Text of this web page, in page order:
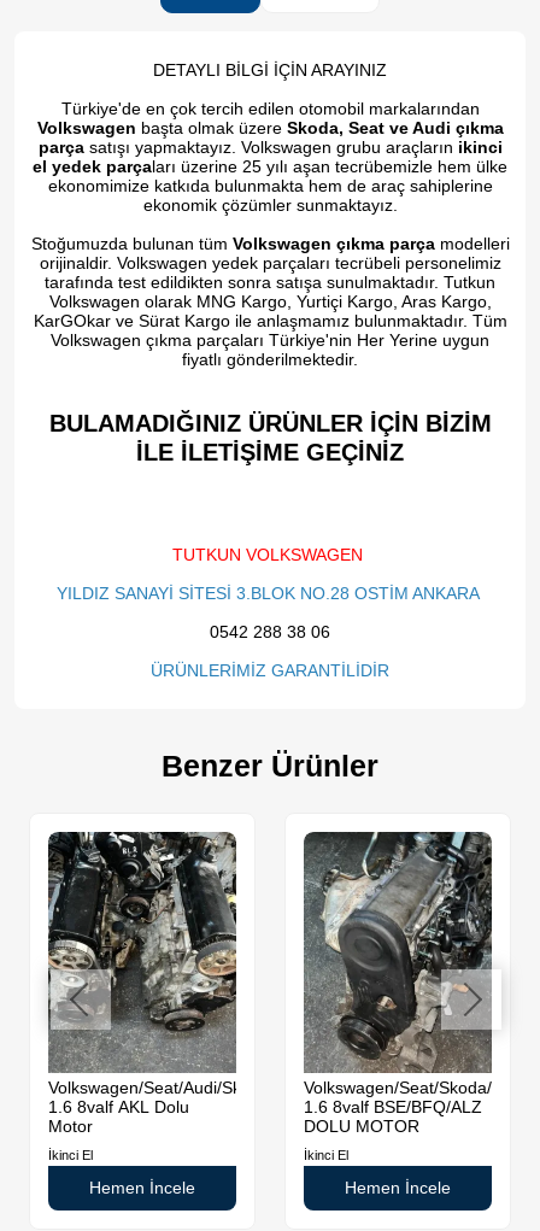
DETAYLI BİLGİ İÇİN ARAYINIZ
Türkiye'de en çok tercih edilen otomobil markalarından
Volkswagen başta olmak üzere Skoda, Seat ve Audi çıkma
parçasatışı yapmaktayız. Volkswagen grubu araçların ikinci
el yedek parçaları üzerine 25 yılı aşan tecrübemizle hem ülke
ekonomimize katkıda bulunmakta hem de araç sahiplerine
ekonomik çözümler sunmaktayız.
Stoğumuzda bulunan tüm Volkswagen çıkma parçamodelleri
orijinaldir. Volkswagen yedek parçaları tecrübeli personelimiz
tarafında test edildikten sonra satışa sunulmaktadır. Tutkun
Volkswagen olarak MNG Kargo, Yurtiçi Kargo, Aras Kargo,
KarGOkar ve Sürat Kargo ile anlaşmamız bulunmaktadır. Tüm
Volkswagen çıkma parçaları Türkiye'nin Her Yerine uygun
fiyatlı gönderilmektedir.
BULAMADIĞINIZ ÜRÜNLER İÇİN BİZİM
İLE İLETİŞİME GEÇİNİZ​
TUTKUN VOLKSWAGEN
YILDIZ SANAYİ SİTESİ 3.BLOK NO.28 OSTİM ANKARA
0542 288 38 06
ÜRÜNLERİMİZ GARANTİLİDİR
Benzer Ürünler
Volkswagen/Seat/Audi/Skoda
1.6 8valf AKL Dolu
Motor
İkinci El
Hemen İncele
Volkswagen/Seat/Skoda/Audi
1.6 8valf BSE/BFQ/ALZ
DOLU MOTOR
İkinci El
Hemen İncele